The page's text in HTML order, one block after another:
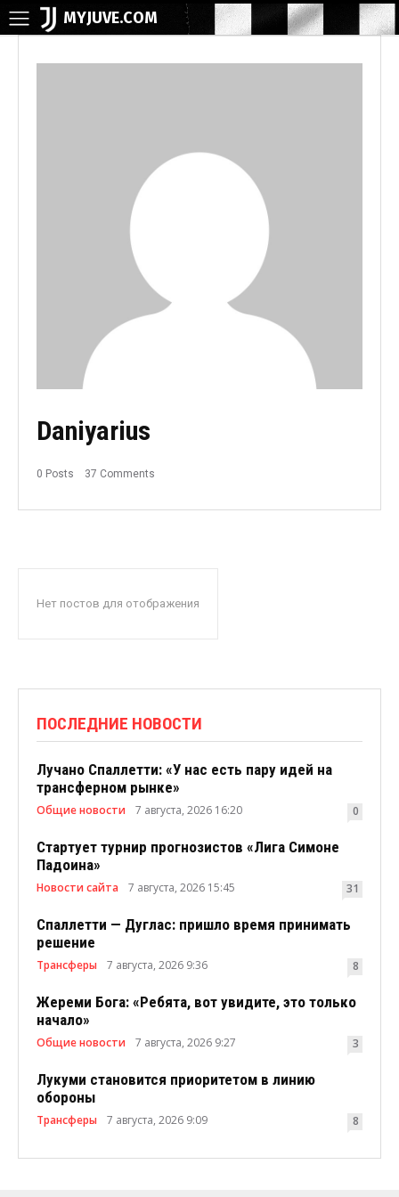
MYJUVE.COM
Daniyarius
0 Posts 37 Comments
Нет постов для отображения
ПОСЛЕДНИЕ НОВОСТИ
Лучано Спаллетти: «У нас есть пару идей на
трансферном рынке»
Общие новости 7 августа, 2026 16:20 0
Стартует турнир прогнозистов «Лига Симоне
Падоина»
Новости сайта 7 августа, 2026 15:45 31
Спаллетти — Дуглас: пришло время принимать
решение
Трансферы 7 августа, 2026 9:36 8
Жереми Бога: «Ребята, вот увидите, это только
начало»
Общие новости 7 августа, 2026 9:27 3
Лукуми становится приоритетом в линию
обороны
Трансферы 7 августа, 2026 9:09 8